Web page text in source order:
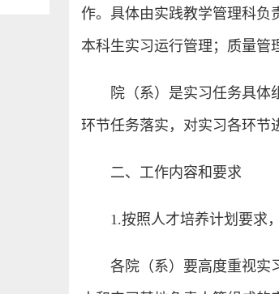
作。具体由实践教学管理科负
本科生实习运行管理；质量管
院（系）是实习任务具
环节任务落实，对实习各环节
二、工作内容和要求
1.按照人才培养计划要求
各院（系）要高度重视实